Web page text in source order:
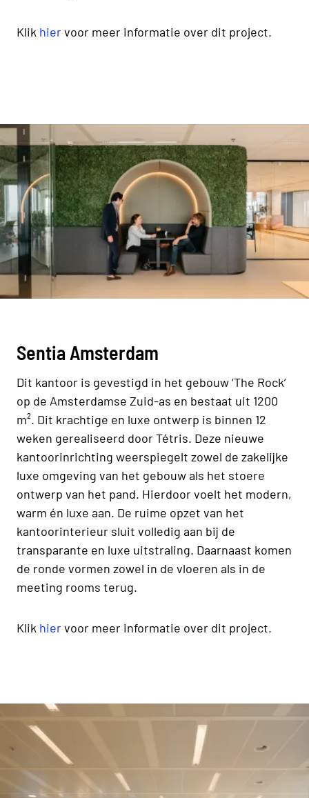
Klik hiervoor meer informatie over dit project.
Sentia Amsterdam
Dit kantoor is gevestigd in het gebouw ‘The Rock’
op de Amsterdamse Zuid-as en bestaat uit 1200
m². Dit krachtige en luxe ontwerp is binnen 12
weken gerealiseerd door Tétris. Deze nieuwe
kantoorinrichting weerspiegelt zowel de zakelijke
luxe omgeving van het gebouw als het stoere
ontwerp van het pand. Hierdoor voelt het modern,
warm én luxe aan. De ruime opzet van het
kantoorinterieur sluit volledig aan bij de
transparante en luxe uitstraling. Daarnaast komen
de ronde vormen zowel in de vloeren als in de
meeting rooms terug.
Klik hiervoor meer informatie over dit project.